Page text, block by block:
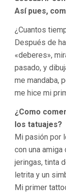
Así pues,
¿Cuantos
Después de
«deberes»,
pasado, y
me mandaba,
me hice mi
¿Como
los tatuajes?
Mi pasión por
con una
jeringas, tinta
letrita y un
Mi primer